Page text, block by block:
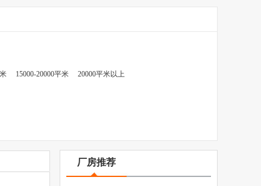
15000-20000平米 20000平米以上
厂房推荐